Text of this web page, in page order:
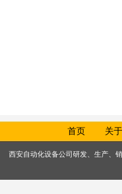
首页 关
西安自动化设备公司研发、生产、